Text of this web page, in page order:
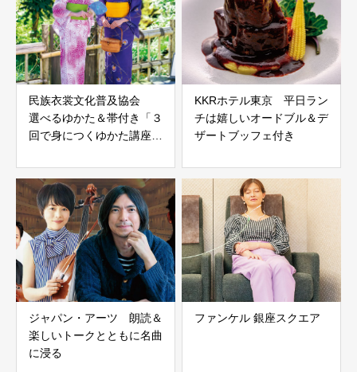
民族衣裳文化普及協会
選べるゆかた＆帯付き「３
回で身につくゆかた講座」
8,890円
KKRホテル東京 平日ラン
チは嬉しいオードブル＆デ
ザートブッフェ付き
ジャパン・アーツ 朗読＆
楽しいトークとともに名曲
に浸る
ファンケル 銀座スクエア